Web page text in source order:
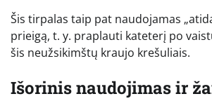
Šis tirpalas taip pat naudojamas
prieigą, t. y. praplauti kateterį po
šis neužsikimštų kraujo krešuliais.
Išorinis naudojimas ir